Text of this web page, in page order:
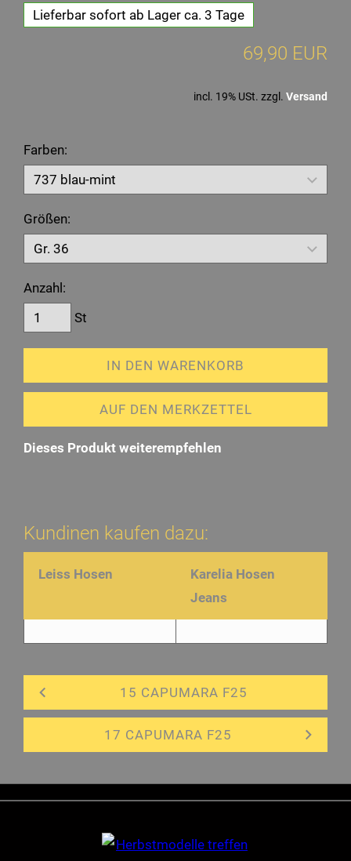
Lieferbar sofort ab Lager ca. 3 Tage
69,90 EUR
incl. 19% USt. zzgl. Versand
Farben:
Größen:
Anzahl:
St
IN DEN WARENKORB
AUF DEN MERKZETTEL
Dieses Produkt weiterempfehlen
Kundinen kaufen dazu:
Leiss Hosen
Karelia Hosen
Jeans
15 CAPUMARA F25
17 CAPUMARA F25